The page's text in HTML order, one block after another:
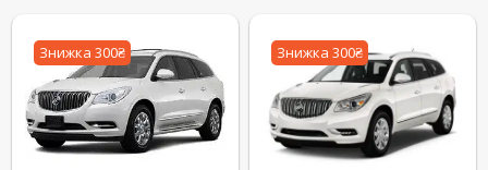
Знижка 300₴ Знижка 300₴